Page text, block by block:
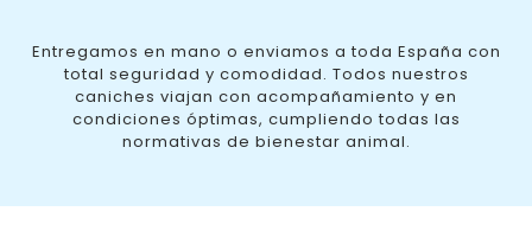
Entregamos en mano o enviamos a toda España con
total seguridad y comodidad. Todos nuestros
caniches viajan con acompañamiento y en
condiciones óptimas, cumpliendo todas las
normativas de bienestar animal.